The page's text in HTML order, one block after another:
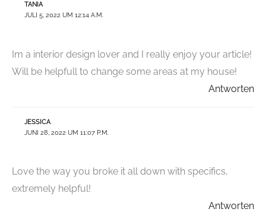
TANIA
JULI 5, 2022 UM 12:14 A.M.
Im a interior design lover and I really enjoy your article!
Will be helpfull to change some areas at my house!
Antworten
JESSICA
JUNI 28, 2022 UM 11:07 P.M.
Love the way you broke it all down with specifics,
extremely helpful!
Antworten